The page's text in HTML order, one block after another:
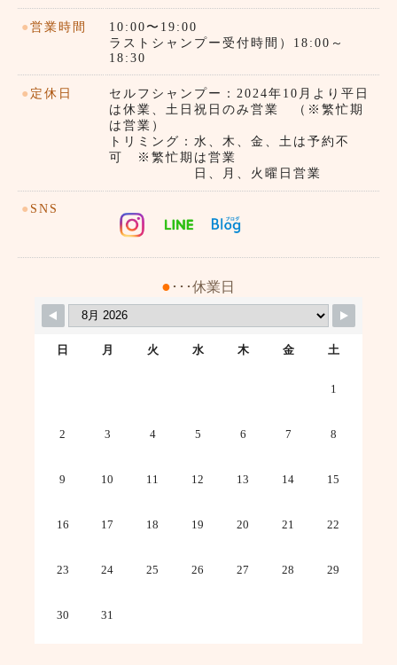
● 営業時間
10:00〜19:00
ラストシャンプー受付時間）18:00～
18:30
● 定休日
セルフシャンプー：2024年10月より平日
は休業、土日祝日のみ営業 （※繁忙期
は営業）
トリミング：水、木、金、土は予約不
可 ※繁忙期は営業
日、月、火曜日営業
● SNS
● ･･･休業日
日 月 火 水 木 金 土
1
2 3 4 5 6 7 8
9 10 11 12 13 14 15
16 17 18 19 20 21 22
23 24 25 26 27 28 29
30 31